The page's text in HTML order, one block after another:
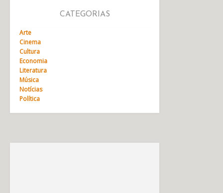
CATEGORIAS
Arte
Cinema
Cultura
Economia
Literatura
Música
Notícias
Política